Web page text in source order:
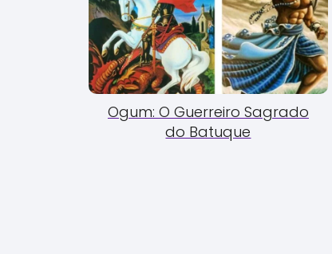
Ogum: O Guerreiro Sagrado
do Batuque